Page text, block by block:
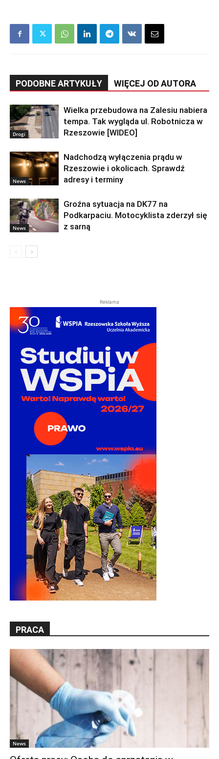
PODOBNE ARTYKUŁY WIĘCEJ OD AUTORA
Drogi
Wielka przebudowa na Zalesiu nabiera
tempa. Tak wygląda ul. Robotnicza w
Rzeszowie [WIDEO]
News
Nadchodzą wyłączenia prądu w
Rzeszowie i okolicach. Sprawdź
adresy i terminy
News
Groźna sytuacja na DK77 na
Podkarpaciu. Motocyklista zderzył się
z sarną
Reklama
PRACA
News